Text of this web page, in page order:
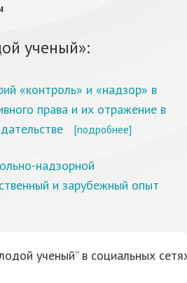
ученый»:
«контроль» и «надзор» в
права и их отражение в
[подробнее]
надзорной
и зарубежный опыт
ученый” в социальных